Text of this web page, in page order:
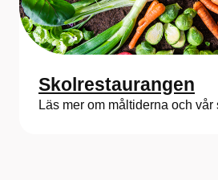
Skolrestaurangen
Läs mer om måltiderna och vår